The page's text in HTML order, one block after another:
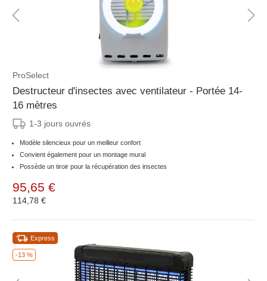
ProSelect
Destructeur d'insectes avec ventilateur - Portée 14-
16 mètres
1-3 jours ouvrés
Modèle silencieux pour un meilleur confort
Convient également pour un montage mural
Possède un tiroir pour la récupération des insectes
95,65 €
114,78 €
-13 %
Express